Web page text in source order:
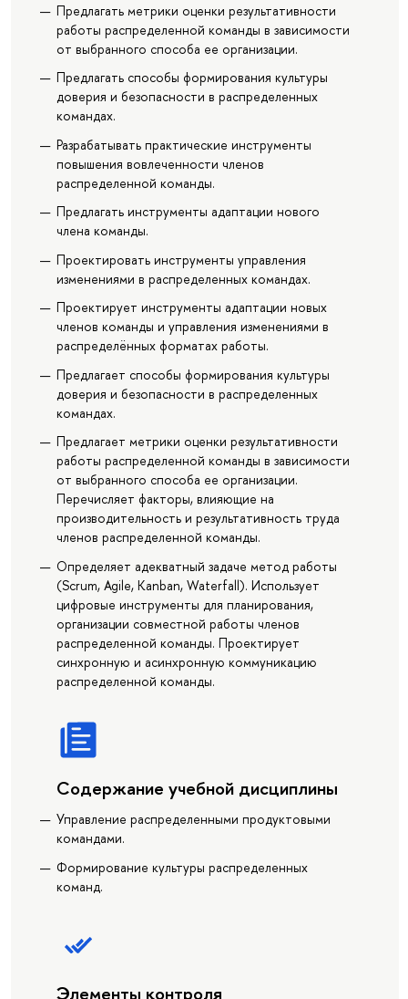
Предлагать метрики оценки результативности
работы распределенной команды в зависимости
от выбранного способа ее организации.
Предлагать способы формирования культуры
доверия и безопасности в распределенных
командах.
Разрабатывать практические инструменты
повышения вовлеченности членов
распределенной команды.
Предлагать инструменты адаптации нового
члена команды.
Проектировать инструменты управления
изменениями в распределенных командах.
Проектирует инструменты адаптации новых
членов команды и управления изменениями в
распределённых форматах работы.
Предлагает способы формирования культуры
доверия и безопасности в распределенных
командах.
Предлагает метрики оценки результативности
работы распределенной команды в зависимости
от выбранного способа ее организации.
Перечисляет факторы, влияющие на
производительность и результативность труда
членов распределенной команды.
Определяет адекватный задаче метод работы
(Scrum, Agile, Kanban, Waterfall). Использует
цифровые инструменты для планирования,
организации совместной работы членов
распределенной команды. Проектирует
синхронную и асинхронную коммуникацию
распределенной команды.
Содержание учебной дисциплины
Управление распределенными продуктовыми
командами.
Формирование культуры распределенных
команд.
Элементы контроля